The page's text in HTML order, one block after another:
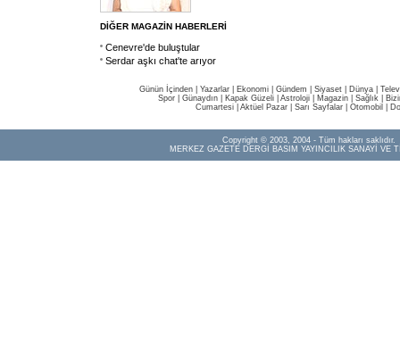
DİĞER MAGAZİN HABERLERİ
Cenevre'de buluştular
Serdar aşkı chat'te arıyor
Günün İçinden Yazarlar Ekonomi Gündem Siyaset Dünya |
Spor
Günaydın Kapak Güzeli Astroloji Magazin Sağlık
Cumartesi| Aktüel Pazar| Sarı Sayfalar| Otomobil
Copyright © 2003, 2004 - Tüm hakları saklıdır.
MERKEZ GAZETE DERGİ BASIM YAYINCILIK SANAYİ VE